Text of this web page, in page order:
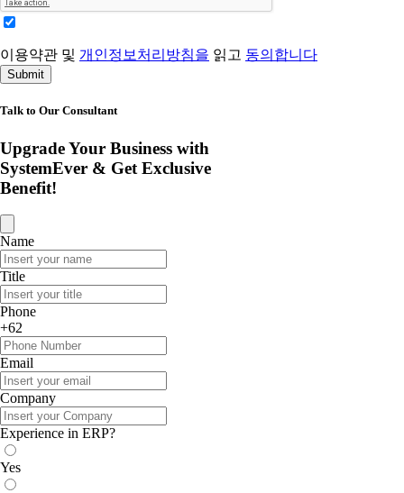
이용약관 및 개인정보처리방침을 읽고 동의합니다
Submit
Talk to Our Consultant
Upgrade Your Business with
SystemEver & Get Exclusive
Benefit!
Name
Title
Phone
+62
Email
Company
Experience in ERP?
Yes